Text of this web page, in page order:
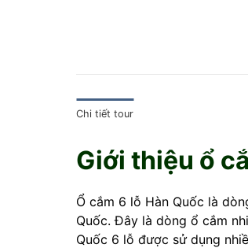
Chi tiết tour
Giới thiệu ổ
Ổ cắm 6 lỗ Hàn Quốc là
Quốc. Đây là dòng ổ cắm
Quốc 6 lỗ được sử dụng